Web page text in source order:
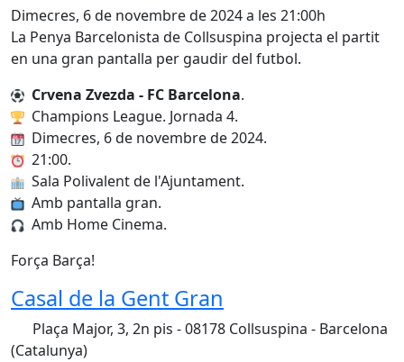
Dimecres, 6 de novembre de 2024 a les 21:00h
La Penya Barcelonista de Collsuspina projecta el partit
en una gran pantalla per gaudir del futbol.
Crvena Zvezda - FC Barcelona.
Champions League. Jornada 4.
Dimecres, 6 de novembre de 2024.
21:00.
Sala Polivalent de l'Ajuntament.
Amb pantalla gran.
Amb Home Cinema.
Força Barça!
Casal de la Gent Gran
Plaça Major, 3, 2n pis - 08178 Collsuspina - Barcelona
(Catalunya)